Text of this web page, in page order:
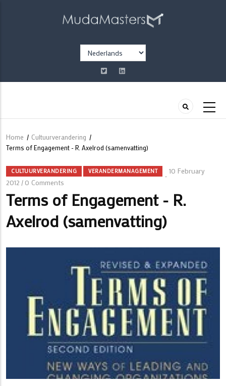
Select
your
language
Kruimelpad
Home / Cultuurverandering /
Terms of Engagement - R. Axelrod (samenvatting)
CULTUURVERANDERING VERANDERMANAGEMENT
10 February
2012 / 0 Comments
Terms of Engagement - R.
Axelrod (samenvatting)